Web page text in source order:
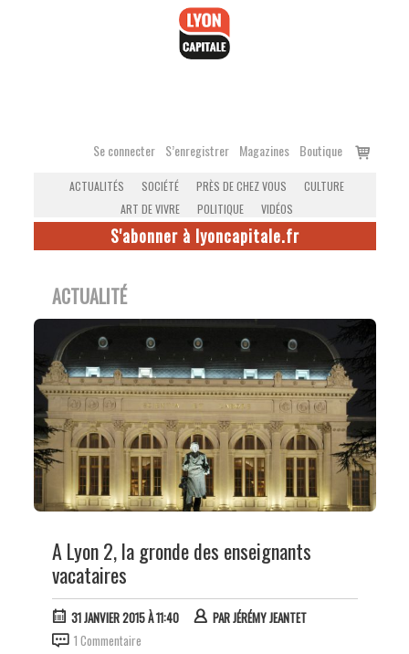
Se connecter S’enregistrer Magazines Boutique
Voir
ACTUALITÉS SOCIÉTÉ PRÈS DE CHEZ VOUS
CULTURE
ART DE VIVRE
POLITIQUE VIDÉOS
S'abonner à lyoncapitale.fr
ACTUALITÉ
A Lyon 2, la gronde des enseignants
vacataires
31 JANVIER 2015 À 11:40 PARJÉRÉMY JEANTET
1 Commentaire